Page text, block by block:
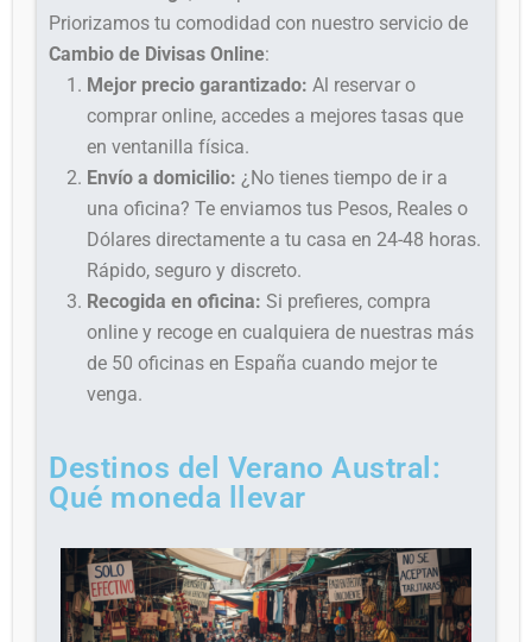
Priorizamos tu comodidad con nuestro servicio de
Cambio de Divisas Online:
Mejor precio garantizado: Al reservar o
comprar online, accedes a mejores tasas que
en ventanilla física.
Envío a domicilio: ¿No tienes tiempo de ir a
una oficina? Te enviamos tus Pesos, Reales o
Dólares directamente a tu casa en 24-48 horas.
Rápido, seguro y discreto.
Recogida en oficina: Si prefieres, compra
online y recoge en cualquiera de nuestras más
de 50 oficinas en España cuando mejor te
venga.
Destinos del Verano Austral:
Qué moneda llevar